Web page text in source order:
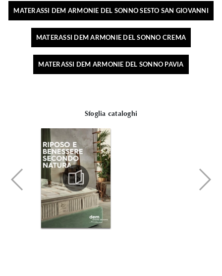
MATERASSI DEM ARMONIE DEL SONNO SESTO SAN GIOVANNI
MATERASSI DEM ARMONIE DEL SONNO CREMA
MATERASSI DEM ARMONIE DEL SONNO PAVIA
Sfoglia cataloghi